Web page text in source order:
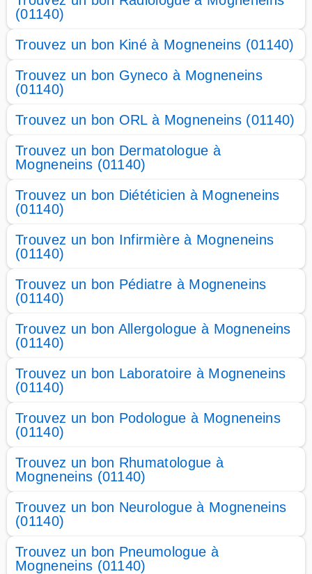
(01140)
Trouvez un bon Kiné à Mogneneins (01140)
Trouvez un bon Gyneco à Mogneneins
(01140)
Trouvez un bon ORL à Mogneneins (01140)
Trouvez un bon Dermatologue à
Mogneneins (01140)
Trouvez un bon Diététicien à Mogneneins
(01140)
Trouvez un bon Infirmière à Mogneneins
(01140)
Trouvez un bon Pédiatre à Mogneneins
(01140)
Trouvez un bon Allergologue à Mogneneins
(01140)
Trouvez un bon Laboratoire à Mogneneins
(01140)
Trouvez un bon Podologue à Mogneneins
(01140)
Trouvez un bon Rhumatologue à
Mogneneins (01140)
Trouvez un bon Neurologue à Mogneneins
(01140)
Trouvez un bon Pneumologue à
Mogneneins (01140)